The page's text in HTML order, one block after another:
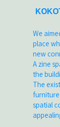
We
place
new
A zine
the
The
spatial